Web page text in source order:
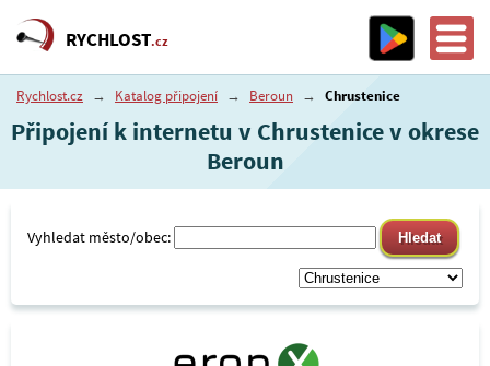
RYCHLOST.cz
Rychlost.cz → Katalog připojení → Beroun → Chrustenice
Připojení k internetu v Chrustenice v okrese
Beroun
Vyhledat město/obec: